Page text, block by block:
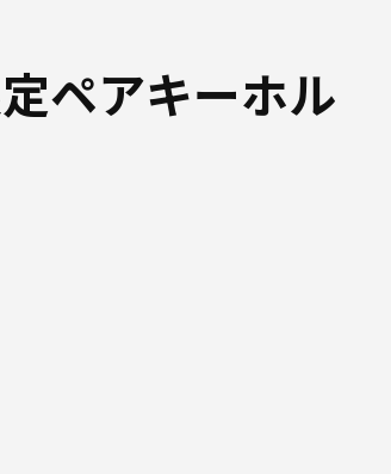
ペアキーホル